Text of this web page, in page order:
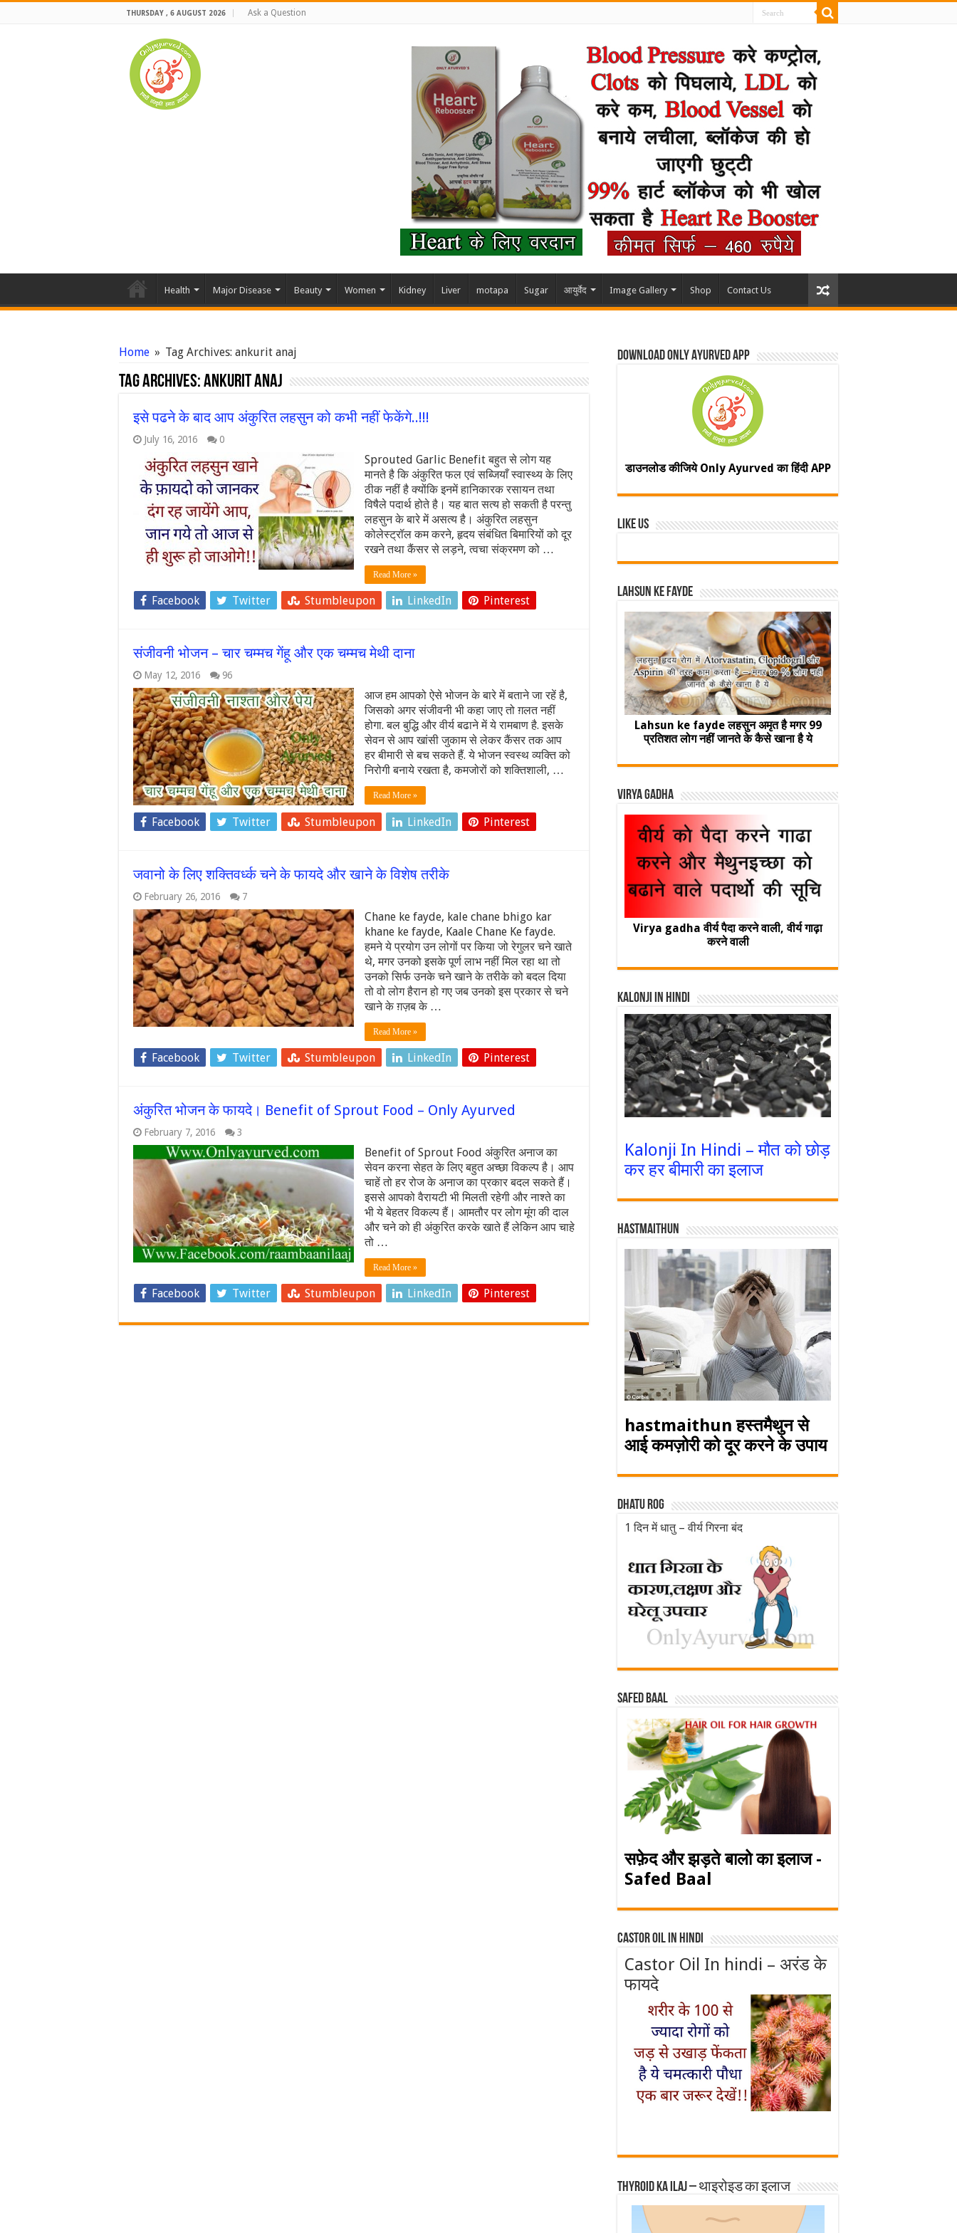
THURSDAY , 6 AUGUST 2026 Ask a Question
Health Major Disease Beauty Women Kidney Liver motapa Sugar आयुर्वेद Image Gallery Shop Contact Us
Home » Tag Archives: ankurit anaj
Tag Archives:ankurit anaj
इसे पढने के बाद आप अंकुरित लहसुन को कभी नहीं फेकेंगे..!!!
July 16, 2016 0
Sprouted Garlic Benefit बहुत से लोग यह
मानते है कि अंकुरित फल एवं सब्जियाँ स्वास्थ्य के लिए
ठीक नहीं है क्योंकि इनमें हानिकारक रसायन तथा
विषैले पदार्थ होते है। यह बात सत्य हो सकती है परन्तु
लहसुन के बारे में असत्य है। अंकुरित लहसुन
कोलेस्ट्रॉल कम करने, हृदय संबंधित बिमारियों को दूर
रखने तथा कैंसर से लड़ने, त्वचा संक्रमण को …
Read More »
Facebook Twitter Stumbleupon LinkedIn Pinterest
संजीवनी भोजन – चार चम्मच गेंहू और एक चम्मच मेथी दाना
May 12, 2016 96
आज हम आपको ऐसे भोजन के बारे में बताने जा रहें है,
जिसको अगर संजीवनी भी कहा जाए तो ग़लत नहीं
होगा. बल बुद्धि और वीर्य बढाने में ये रामबाण है. इसके
सेवन से आप खांसी जुकाम से लेकर कैंसर तक आप
हर बीमारी से बच सकते हैं. ये भोजन स्वस्थ व्यक्ति को
निरोगी बनाये रखता है, कमजोरों को शक्तिशाली, …
Read More »
Facebook Twitter Stumbleupon LinkedIn Pinterest
जवानो के लिए शक्तिवर्ध्क चने के फायदे और खाने के विशेष तरीके
February 26, 2016 7
Chane ke fayde, kale chane bhigo kar
khane ke fayde, Kaale Chane Ke fayde.
हमने ये प्रयोग उन लोगों पर किया जो रेगुलर चने खाते
थे, मगर उनको इसके पूर्ण लाभ नहीं मिल रहा था तो
उनको सिर्फ उनके चने खाने के तरीके को बदल दिया
तो वो लोग हैरान हो गए जब उनको इस प्रकार से चने
खाने के ग़ज़ब के …
Read More »
Facebook Twitter Stumbleupon LinkedIn Pinterest
अंकुरित भोजन के फायदे। Benefit of Sprout Food – Only Ayurved
February 7, 2016 3
Benefit of Sprout Food अंकुरित अनाज का
सेवन करना सेहत के लिए बहुत अच्छा विकल्प है। आप
चाहें तो हर रोज के अनाज का प्रकार बदल सकते हैं।
इससे आपको वैरायटी भी मिलती रहेगी और नाश्ते का
भी ये बेहतर विकल्प हैं। आमतौर पर लोग मूंग की दाल
और चने को ही अंकुरित करके खाते हैं लेकिन आप चाहे
तो …
Read More »
Facebook Twitter Stumbleupon LinkedIn Pinterest
Download Only Ayurved App
डाउनलोड कीजिये Only Ayurved का हिंदी APP
Like Us
Lahsun ke fayde
Lahsun ke fayde लहसुन अमृत है मगर 99
प्रतिशत लोग नहीं जानते के कैसे खाना है ये
Virya Gadha
Virya gadha वीर्य पैदा करने वाली, वीर्य गाढ़ा
करने वाली
Kalonji In Hindi
Kalonji In Hindi – मौत को छोड़
कर हर बीमारी का इलाज
Hastmaithun
hastmaithun हस्तमैथुन से
आई कमज़ोरी को दूर करने के उपाय
Dhatu rog
1 दिन में धातु – वीर्य गिरना बंद
Safed baal
सफ़ेद और झड़ते बालो का इलाज -
Safed Baal
Castor Oil In Hindi
Castor Oil In hindi – अरंड के
फायदे
Thyroid ka ilaj – थाइरोइड का इलाज